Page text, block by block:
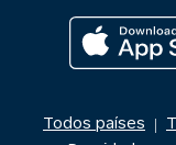
Todos países |